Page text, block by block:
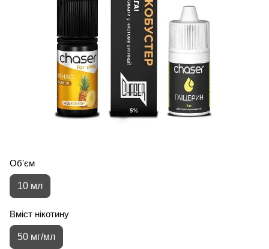
Об'єм
10 мл
Вміст нікотину
50 мг/мл